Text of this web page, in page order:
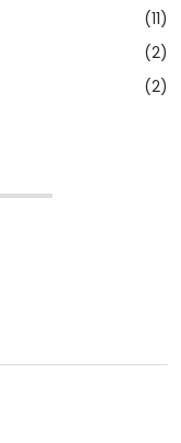
(11)
(2)
(2)